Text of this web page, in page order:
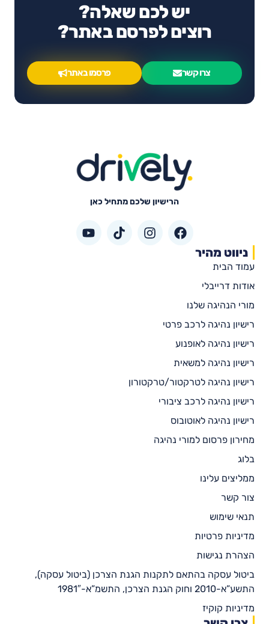
יש לכם שאלה?
רוצים לפרסם באתר?
צרו קשר פרסמו באתר
הרישיון שלכם מתחיל כאן
ניווט מהיר
עמוד הבית
אודות דרייבלי
מורי הנהיגה שלנו
רישיון נהיגה לרכב פרטי
רישיון נהיגה לאופנוע
רישיון נהיגה למשאית
רישיון נהיגה לטרקטור/טרקטורון
רישיון נהיגה לרכב ציבורי
רישיון נהיגה לאוטובוס
מחירון פרסום למורי נהיגה
בלוג
ממליצים עלינו
צור קשר
תנאי שימוש
מדיניות פרטיות
הצהרת נגישות
ביטול עסקה בהתאם לתקנות הגנת הצרכן (ביטול עסקה),
התשע”א-2010 וחוק הגנת הצרכן, התשמ”א-1981″
מדיניות קוקיז